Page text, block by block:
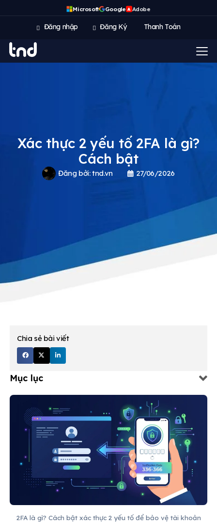
Microsoft Google A Adobe
Đăng nhập Đăng Ký Thanh Toán
Xác thực 2 yếu tố 2FA là gì?
Cách bật
Đăng bởi:tnd.vn 27/06/2026
Chia sẻ bài viết
Mục lục
2FA là gì? Cách bật xác thực 2 yếu tố để bảo vệ tài khoản